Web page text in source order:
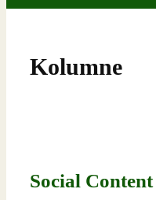
Kolumne
Social